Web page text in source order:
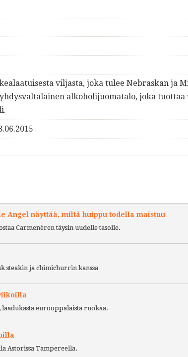
viljasta, joka tulee Nebraskan ja
alkoholijuomatalo, joka tuottaa
Angel näyttää, miltä huippu todella maistuu
Carmenèren täysin uudelle tasolle.
steakin ja chimichurrin kanssa
eurooppalaista ruokaa.
Astorissa Tampereella.